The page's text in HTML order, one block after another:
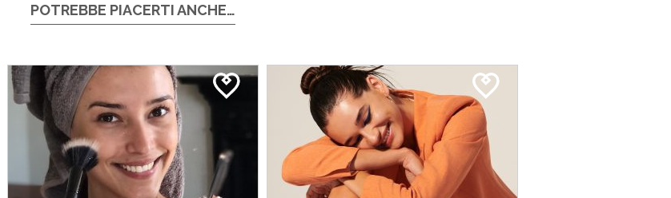
POTREBBE PIACERTI ANCHE…